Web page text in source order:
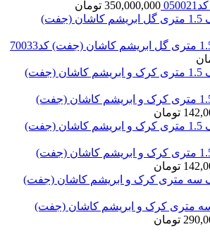
350,000,000 تومان
فرش دستباف 1.5 متری کرک و ابریشم کاشان (جفت)
تومان
فرش دستباف 1.5 متری کرک و ابریشم کاشان (جفت)
تومان
متری کرک و ابریشم کاشان (جفت)
تومان